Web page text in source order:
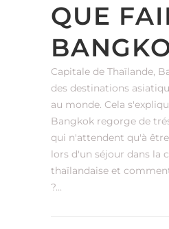
QUE
Capitale de Thaïlande,
des destinations
au monde. Cela
Bangkok regorge de
qui n'attendent qu'à
lors d'un séjour dans la
thaïlandaise et
?...